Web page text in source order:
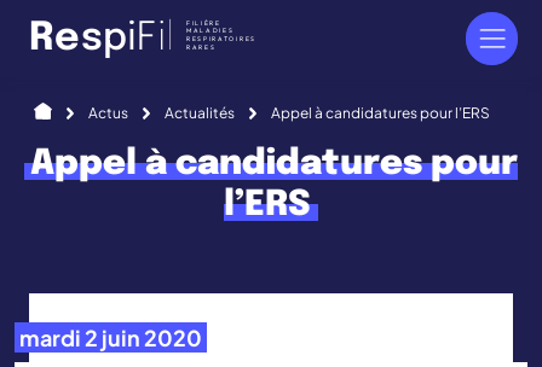
RespiFi FILIÈRE
MALADIES
RESPIRATOIRES
RARES
AccueilActus Actualités Appel à candidatures pour l’ERS
Appel à candidatures pour
l’ERS
mardi 2 juin 2020